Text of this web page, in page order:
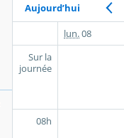
Aujourd’hui
lun.08
Sur la
journée
08h